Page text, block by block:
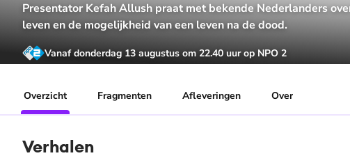
Presentator Kefah Allush praat met bekende Nederlanders
leven en de mogelijkheid van een leven na de dood.
Vanaf donderdag 13 augustus om 22.40 uur op NPO 2
Overzicht Fragmenten Afleveringen Over
Verhalen